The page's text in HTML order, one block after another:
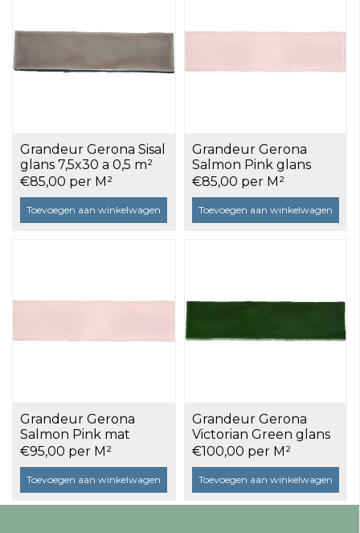
Grandeur Gerona Sisal
glans 7,5x30 a 0,5 m²
€85,00 per M²
Toevoegen aan winkelwagen
Grandeur Gerona
Salmon Pink glans
7,5x30 a 0,5 m²
€85,00 per M²
Toevoegen aan winkelwagen
Grandeur Gerona
Salmon Pink mat
7,5x30 a 0,5 m²
€95,00 per M²
Toevoegen aan winkelwagen
Grandeur Gerona
Victorian Green glans
7,5x30 a 0,5 m²
€100,00 per M²
Toevoegen aan winkelwagen